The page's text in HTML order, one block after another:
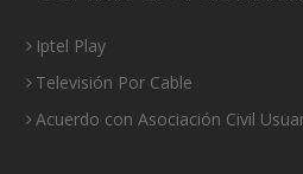
Iptel Play
Televisión Por Cable
Acuerdo con Asociación Civil